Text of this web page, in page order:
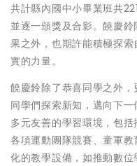
共計縣內國中小畢業班共
並逐一頒獎及合影。饒慶
果之外，也期許能積極探
實的力量。
饒慶鈴除了恭喜同學之外
同學們探索新知，邁向下
多元友善的學習環境，包
各項運動團隊競賽、童軍
化的教學設備，如推動數